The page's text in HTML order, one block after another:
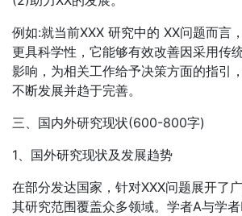
例如:就当前XXX 研究中的 XX问题而言
更具科学性，它能够有效改善因采用传
影响，为相关工作给予决策方面的指引
不断发展并趋于完善。
三、国内外研究现状(600-800字)
1、国外研究现状及发展趋势
在部分发达国家，针对XXX问题展开了
其研究范围覆盖众多领域。学者A与学